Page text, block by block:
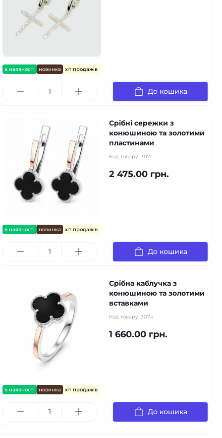
в наявності новинка хіт продажів
До кошика
в наявності новинка хіт продажів
Срібні сережки з
конюшиною та золотими
пластинами
Код товару: 307с
2 475.00 грн.
До кошика
в наявності новинка хіт продажів
Срібна каблучка з
конюшиною та золотими
вставками
Код товару: 307к
1 660.00 грн.
До кошика